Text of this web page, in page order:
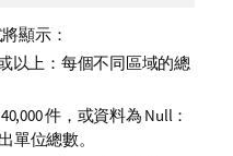
顯示：
以上：每個不同區域的總
件，或資料為 Null：
單位總數。